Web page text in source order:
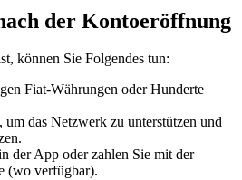
der Kontoeröffnung
können Sie Folgendes tun:
Fiat-Währungen oder Hunderte
um das Netzwerk zu unterstützen und
der App oder zahlen Sie mit der
(wo verfügbar).